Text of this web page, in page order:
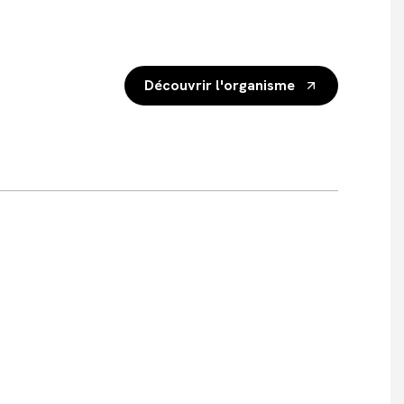
Découvrir l'organisme